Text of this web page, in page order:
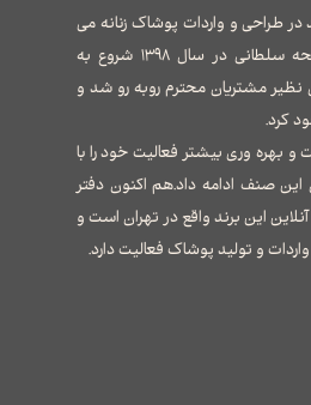
طراحی و واردات پوشاک زنانه می
باشد که توسط خانم ملیحه سلطانی در سال ۱۳۹۸ شروع به
نظیر مشتریان محترم روبه رو شد و
کرد.
بهره وری بیشتر فعالیت خود را با
صنف ادامه داد.هم اکنون دفتر
این برند واقع در تهران است و
و تولید پوشاک فعالیت دارد.